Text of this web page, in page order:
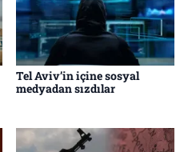
Tel Aviv’in içine sosyal
medyadan sızdılar